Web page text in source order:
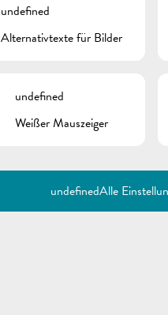
undefined
Alternativtexte für Bilder
undefined
Weißer Mauszeiger
undefinedAlle